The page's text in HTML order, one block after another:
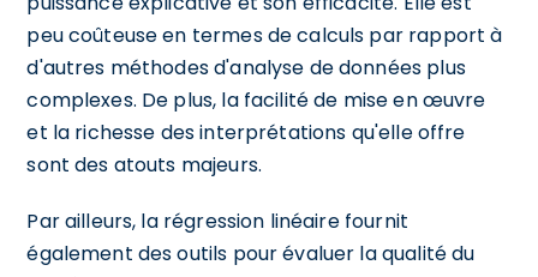
peu coûteuse en termes de calculs par rapport à
d'autres méthodes d'analyse de données plus
complexes. De plus, la facilité de mise en œuvre
et la richesse des interprétations qu'elle offre
sont des atouts majeurs.
Par ailleurs, la régression linéaire fournit
également des outils pour évaluer la qualité du